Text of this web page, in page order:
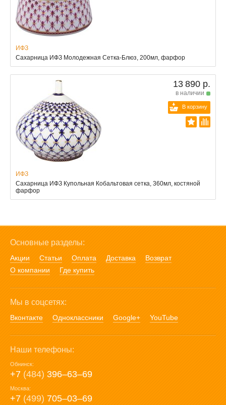
ИФЗ
Сахарница ИФЗ Молодежная Сетка-Блюз, 200мл, фарфор
13 890 р.
в наличии
В корзину
ИФЗ
Сахарница ИФЗ Купольная Кобальтовая сетка, 360мл, костяной
фарфор
Основные разделы:
Акции Статьи Оплата Доставка
Возврат
О компании
Где купить
Мы в соцсетях:
Вконтакте Одноклассники Google+ YouTube
Наши телефоны:
Обнинск:
+7 (484) 396‒63‒69
Москва:
+7 (499) 705‒03‒69